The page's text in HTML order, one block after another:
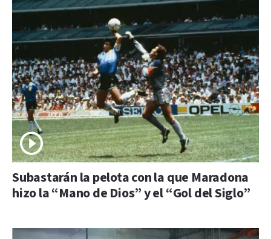
Subastarán la pelota con la que Maradona
hizo la “Mano de Dios” y el “Gol del Siglo”